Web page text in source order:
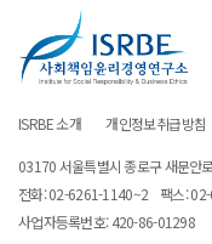
ISRBE 소개 개인정보취급방침
03170 서울특별시 종로구 새문안
전화:02-6261-1140~2 팩스:
사업자등록번호: 420-86-01298